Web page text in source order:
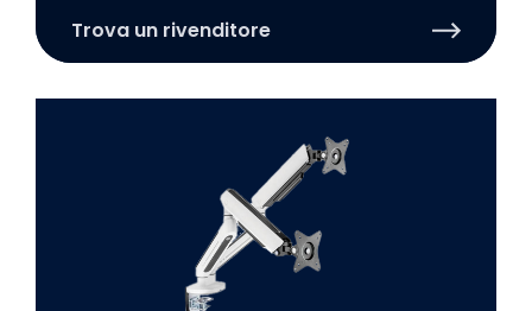
Trova un rivenditore